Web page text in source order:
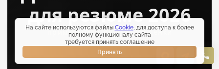
На сайте используются файлы Cookie, для доступа к более
полному функционалу сайта
требуется принять соглашение
Принять